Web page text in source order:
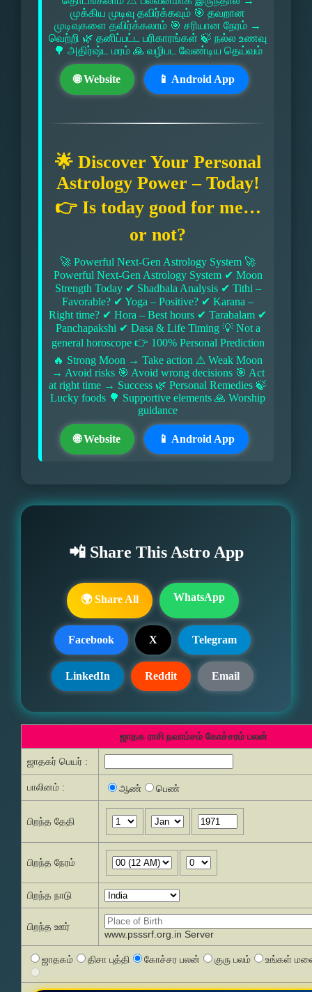
முக்கிய முடிவு தவிர்க்கவும் 🎯 தவறான
முடிவுகளை தவிர்க்கலாம் 🎯 சரியான நேரம் →
வெற்றி 🌿 தனிப்பட்ட பரிகாரங்கள் 🍃 நல்ல உணவு
🌳 அதிர்ஷ்ட மரம் 🙏 வழிபட வேண்டிய தெய்வம்
🌐 Website 📱 Android App
🌟 Discover Your Personal
Astrology Power – Today!
👉 Is today good for me…
or not?
🚀 Powerful Next-Gen Astrology System 🚀
Powerful Next-Gen Astrology System ✔ Moon
Strength Today ✔ Shadbala Analysis ✔ Tithi –
Favorable? ✔ Yoga – Positive? ✔ Karana –
Right time? ✔ Hora – Best hours ✔ Tarabalam ✔
Panchapakshi ✔ Dasa & Life Timing 💡 Not a
general horoscope 👉 100% Personal Prediction
🔥 Strong Moon → Take action ⚠ Weak Moon
→ Avoid risks 🎯 Avoid wrong decisions 🎯 Act
at right time → Success 🌿 Personal Remedies 🍃
Lucky foods 🌳 Supportive elements 🙏 Worship
guidance
🌐 Website 📱 Android App
📲 Share This Astro App
🌍 Share All WhatsApp
Facebook X Telegram
LinkedIn Reddit Email
ஜாதக ராசி நவாம்சம் கோச்சரம் பலன்
ஜாதகர் பெயர் :
பாலினம் : ஆண் பெண்
பிறந்த தேதி
பிறந்த நேரம்
பிறந்த நாடு
பிறந்த ஊர்
www.psssrf.org.in Server
ஜாதகம் திசா புத்தி கோச்சர பலன் குரு பலம் உங்கள்